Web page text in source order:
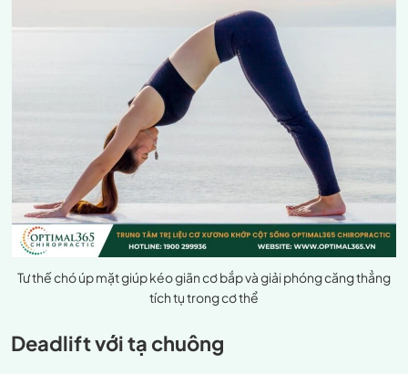
Tư thế chó úp mặt giúp kéo giãn cơ bắp và giải phóng căng thẳng
tích tụ trong cơ thể
Deadlift với tạ chuông